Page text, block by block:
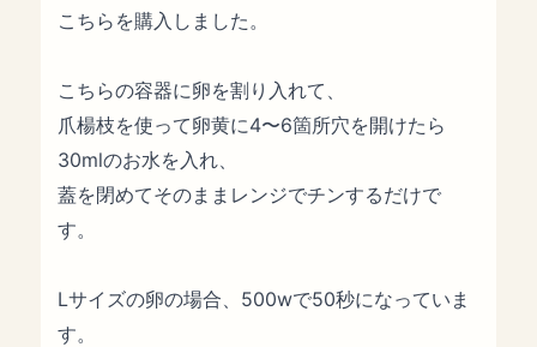
こちらを購入しました。
こちらの容器に卵を割り入れて、
爪楊枝を使って卵黄に4〜6箇所穴を開けたら
30mlのお水を入れ、
蓋を閉めてそのままレンジでチンするだけで
す。
Lサイズの卵の場合、500wで50秒になっていま
す。